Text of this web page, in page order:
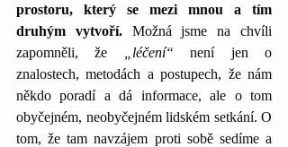
prostoru, který se mezi mnou a tím
druhým vytvoří. Možná jsme na chvíli
zapomněli, že
„léčení“ není jen o
znalostech, metodách a postupech, že nám
někdo poradí a dá informace, ale o tom
obyčejném, neobyčejném lidském setkání. O
tom, že tam navzájem proti sobě sedíme a